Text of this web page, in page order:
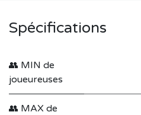
Spécifications
👥 MIN de
joueureuses
👥 MAX de